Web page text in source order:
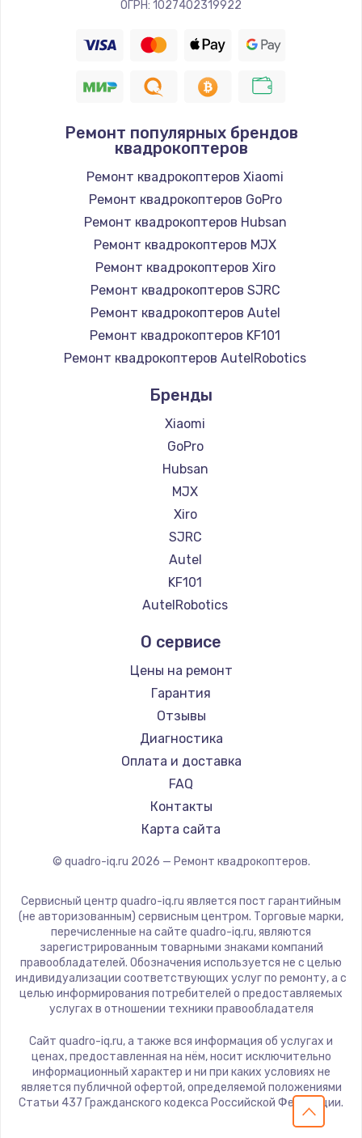
ОГРН: 1027402319922
Ремонт популярных брендов
квадрокоптеров
Ремонт квадрокоптеров Xiaomi
Ремонт квадрокоптеров GoPro
Ремонт квадрокоптеров Hubsan
Ремонт квадрокоптеров MJX
Ремонт квадрокоптеров Xiro
Ремонт квадрокоптеров SJRC
Ремонт квадрокоптеров Autel
Ремонт квадрокоптеров KF101
Ремонт квадрокоптеров AutelRobotics
Бренды
Xiaomi
GoPro
Hubsan
MJX
Xiro
SJRC
Autel
KF101
AutelRobotics
О сервисе
Цены на ремонт
Гарантия
Отзывы
Диагностика
Оплата и доставка
FAQ
Контакты
Карта сайта
© quadro-iq.ru 2026 — Ремонт квадрокоптеров.
Сервисный центр quadro-iq.ru является пост гарантийным
(не авторизованным) сервисным центром. Торговые марки,
перечисленные на сайте quadro-iq.ru, являются
зарегистрированным товарными знаками компаний
правообладателей. Обозначения используется не с целью
индивидуализации соответствующих услуг по ремонту, а с
целью информирования потребителей о предоставляемых
услугах в отношении техники правообладателя
Сайт quadro-iq.ru, а также вся информация об услугах и
ценах, предоставленная на нём, носит исключительно
информационный характер и ни при каких условиях не
является публичной офертой, определяемой положениями
Статьи 437 Гражданского кодекса Российской Федерации.